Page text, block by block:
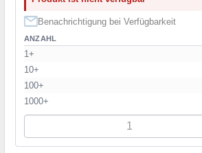
Benachrichtigung bei Verfügbarkeit
ANZAHL
1+
10+
100+
1000+